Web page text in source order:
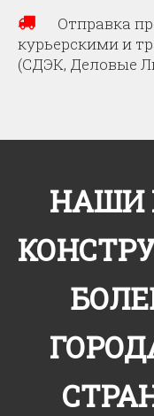
Отправка
курьерскими и
(СДЭК, Деловые
НАШИ